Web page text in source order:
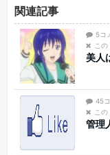
関連記事
5コ
こ
美人
45
こ
管理